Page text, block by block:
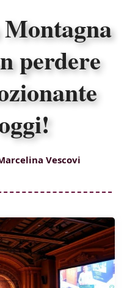
perdere
Vescovi